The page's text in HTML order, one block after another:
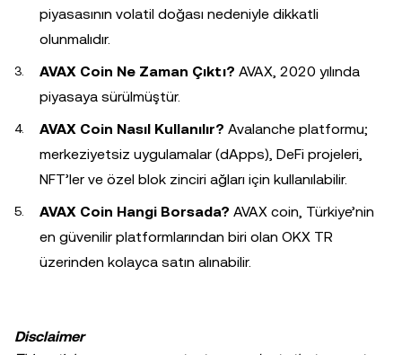
piyasasının volatil doğası nedeniyle dikkatli
olunmalıdır.
AVAX Coin Ne Zaman Çıktı? AVAX, 2020 yılında
piyasaya sürülmüştür.
AVAX Coin Nasıl Kullanılır? Avalanche platformu;
merkeziyetsiz uygulamalar (dApps), DeFi projeleri,
NFT’ler ve özel blok zinciri ağları için kullanılabilir.
AVAX Coin Hangi Borsada? AVAX coin, Türkiye’nin
en güvenilir platformlarından biri olan OKX TR
üzerinden kolayca satın alınabilir.
Disclaimer